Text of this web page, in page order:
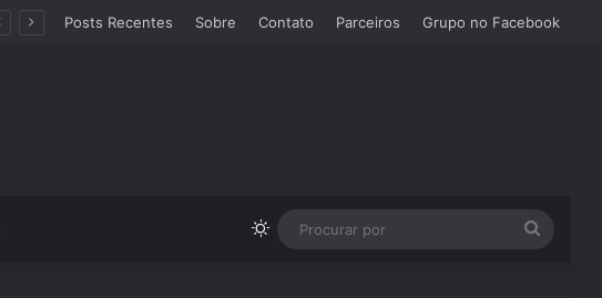
Posts Recentes Sobre Contato Parceiros Grupo no Facebook
Switch skin